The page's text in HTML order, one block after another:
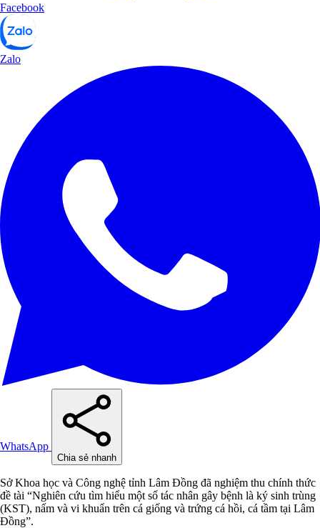
Facebook
Zalo
WhatsApp
Chia sẻ nhanh
Sở Khoa học và Công nghệ tỉnh Lâm Đồng đã nghiệm thu chính thức
đề tài “Nghiên cứu tìm hiểu một số tác nhân gây bệnh là ký sinh trùng
(KST), nấm và vi khuẩn trên cá giống và trứng cá hồi, cá tầm tại Lâm
Đồng”.